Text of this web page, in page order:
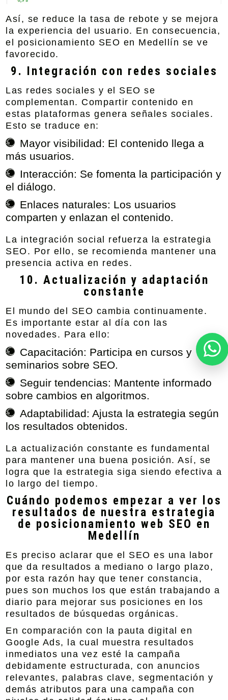
Así, se reduce la tasa de rebote y se mejora
la experiencia del usuario. En consecuencia,
el posicionamiento SEO en Medellín se ve
favorecido.
9. Integración con redes sociales
Las redes sociales y el SEO se
complementan. Compartir contenido en
estas plataformas genera señales sociales.
Esto se traduce en:
Mayor visibilidad: El contenido llega a
más usuarios.
Interacción: Se fomenta la participación y
el diálogo.
Enlaces naturales: Los usuarios
comparten y enlazan el contenido.
La integración social refuerza la estrategia
SEO. Por ello, se recomienda mantener una
presencia activa en redes.
10. Actualización y adaptación
constante
El mundo del SEO cambia continuamente.
Es importante estar al día con las
novedades. Para ello:
Capacitación: Participa en cursos y
seminarios sobre SEO.
Seguir tendencias: Mantente informado
sobre cambios en algoritmos.
Adaptabilidad: Ajusta la estrategia según
los resultados obtenidos.
La actualización constante es fundamental
para mantener una buena posición. Así, se
logra que la estrategia siga siendo efectiva a
lo largo del tiempo.
Cuándo podemos empezar a ver los
resultados de nuestra estrategia
de posicionamiento web SEO en
Medellín
Es preciso aclarar que el SEO es una labor
que da resultados a mediano o largo plazo,
por esta razón hay que tener constancia,
pues son muchos los que están trabajando a
diario para mejorar sus posiciones en los
resultados de búsquedas orgánicas.
En comparación con la pauta digital en
Google Ads, la cual muestra resultados
inmediatos una vez esté la campaña
debidamente estructurada, con anuncios
relevantes, palabras clave, segmentación y
demás atributos para una campaña con